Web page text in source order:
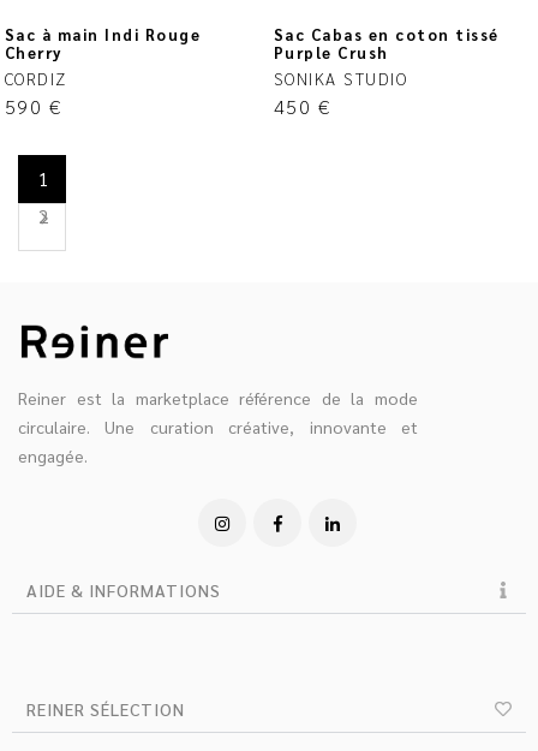
Sac à main Indi Rouge
Cherry
CORDIZ
590 €
Sac Cabas en coton tissé
Purple Crush
SONIKA STUDIO
450 €
1
2
Reiner est la marketplace référence de la mode
circulaire. Une curation créative, innovante et
engagée.
AIDE & INFORMATIONS
REINER SÉLECTION